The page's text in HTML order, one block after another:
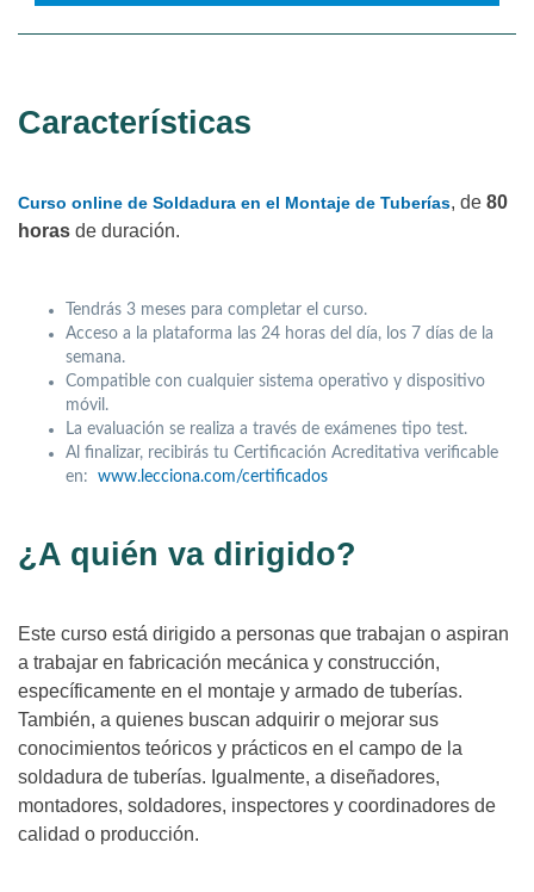
Características
Curso online de Soldadura en el Montaje de Tuberías, de 80
horas de duración.
Tendrás 3 meses para completar el curso.
Acceso a la plataforma las 24 horas del día, los 7 días de la
semana.
Compatible con cualquier sistema operativo y dispositivo
móvil.
La evaluación se realiza a través de exámenes tipo test.
Al finalizar, recibirás tu Certificación Acreditativa verificable
en: www.lecciona.com/certificados
¿A quién va dirigido?
Este curso está dirigido a personas que trabajan o aspiran
a trabajar en fabricación mecánica y construcción,
específicamente en el montaje y armado de tuberías.
También, a quienes buscan adquirir o mejorar sus
conocimientos teóricos y prácticos en el campo de la
soldadura de tuberías. Igualmente, a diseñadores,
montadores, soldadores, inspectores y coordinadores de
calidad o producción.